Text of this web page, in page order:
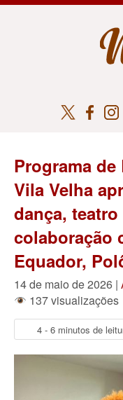
Programa
Vila Velha
dança,
colaboração
Equador,
14 de maio de 2026 |
137 visualizações
4 - 6 minutos de